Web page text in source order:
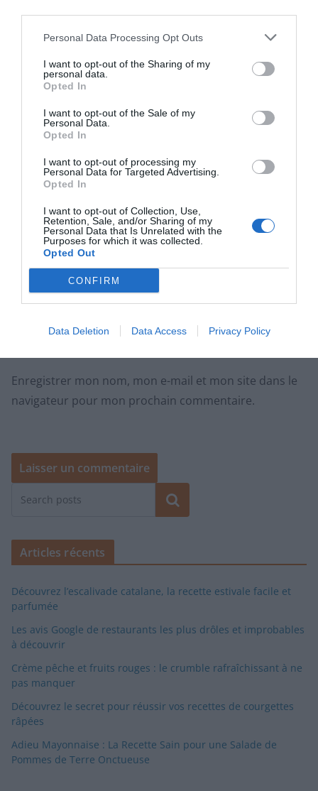
Personal Data Processing Opt Outs
I want to opt-out of the Sharing of my
personal data.
Opted In
I want to opt-out of the Sale of my
Personal Data.
Opted In
I want to opt-out of processing my
Personal Data for Targeted Advertising.
Opted In
I want to opt-out of Collection, Use,
Retention, Sale, and/or Sharing of my
Personal Data that Is Unrelated with the
Purposes for which it was collected.
Opted Out
CONFIRM
Data Deletion Data Access Privacy Policy
E-mail*
Enregistrer mon nom, mon e-mail et mon site dans le
navigateur pour mon prochain commentaire.
Rechercher
Articles récents
Découvrez l’escalivade catalane, la recette estivale facile et
parfumée
Les avis Google de restaurants les plus drôles et improbables
à découvrir
Crème pêche et fruits rouges : le crumble rafraîchissant à ne
pas manquer
Découvrez le secret pour réussir vos recettes de courgettes
râpées
Adieu Mayonnaise : La Recette Sain pour une Salade de
Pommes de Terre Onctueuse